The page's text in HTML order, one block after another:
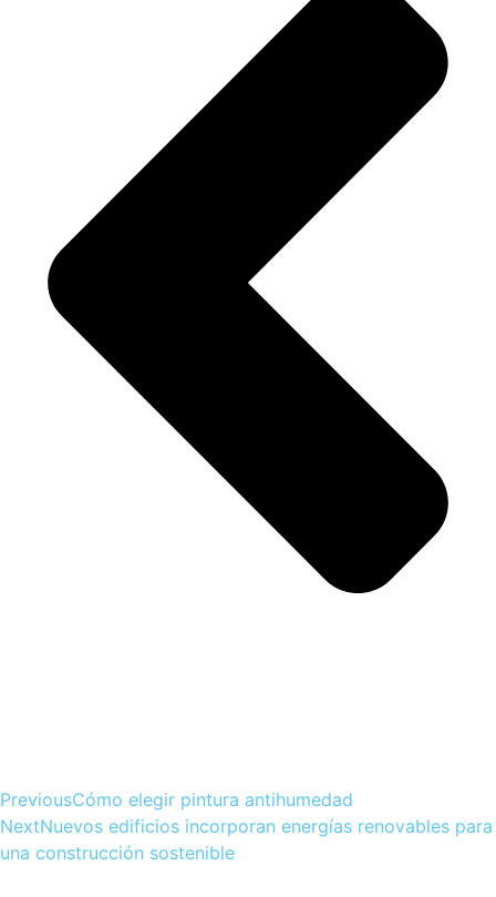
PreviousCómo elegir pintura antihumedad
NextNuevos edificios incorporan energías renovables para
una construcción sostenible